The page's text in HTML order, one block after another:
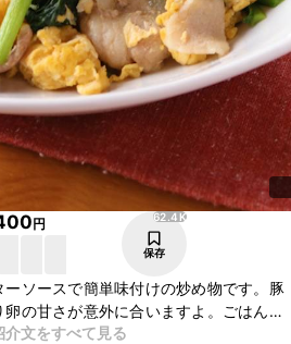
円 62.4K
保存
ソースで簡単味付けの炒め物です。豚
の甘さが意外に合いますよ。ごはんに
の一品です。ぜひ作ってみてください
介文をすべて見る